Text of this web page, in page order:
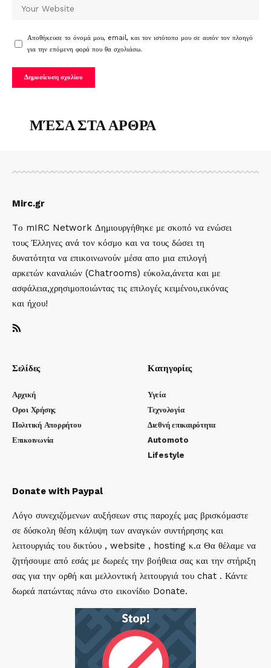
Αποθήκευσε το όνομά μου, email, και τον ιστότοπο μου σε αυτόν τον πλοηγό
για την επόμενη φορά που θα σχολιάσω.
ΜΈΣΑ ΣΤΑ ΑΡΘΡΑ
Mirc.gr
Tο mIRC Network Δημιουργήθηκε με σκοπό να ενώσει
τους Έλληνες ανά τον κόσμο και να τους δώσει τη
δυνατότητα να επικοινωνούν μέσα απο μια επιλογή
αρκετών καναλιών (Chatrooms) εύκολα,άνετα και με
ασφάλεια,χρησιμοποιώντας τις επιλογές κειμένου,εικόνας
και ήχου!
Σελίδες
Αρχική
Οροι Χρήσης
Πολιτική Απορρήτου
Επικοινωνία
Κατηγορίες
Υγεία
Τεχνολογία
Διεθνή επικαιρότητα
Automoto
Lifestyle
Donate with Paypal
Λόγο συνεχιζόμενων αυξήσεων στις παροχές μας βρισκόμαστε
σε δύσκολη θέση κάλυψη των αναγκών συντήρησης και
λειτουργιάς του δικτύου , website , hosting κ.α Θα θέλαμε να
ζητήσουμε από εσάς με δωρεές την βοήθεια σας και την στήριξη
σας για την ορθή και μελλοντική λειτουργιά του chat . Κάντε
δωρεά πατώντας πάνω στο εικονίδιο Donate.